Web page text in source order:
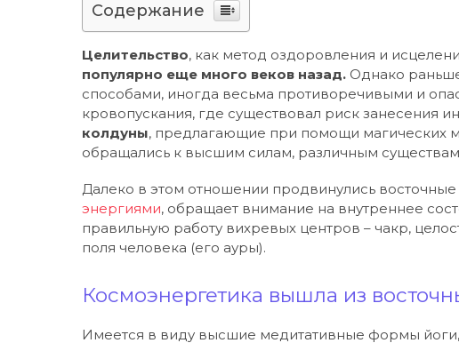
Содержание
Целительство, как метод оздоровления и
популярно еще много веков назад. Однако
способами, иногда весьма противоречивыми и
кровопускания, где существовал риск занесения
колдуны, предлагающие при помощи магических
обращались к высшим силам, различным
Далеко в этом отношении продвинулись восточные
энергиями, обращает внимание на внутреннее
правильную работу вихревых центров – чакр,
поля человека (его ауры).
Космоэнергетика вышла из
Имеется в виду высшие медитативные формы